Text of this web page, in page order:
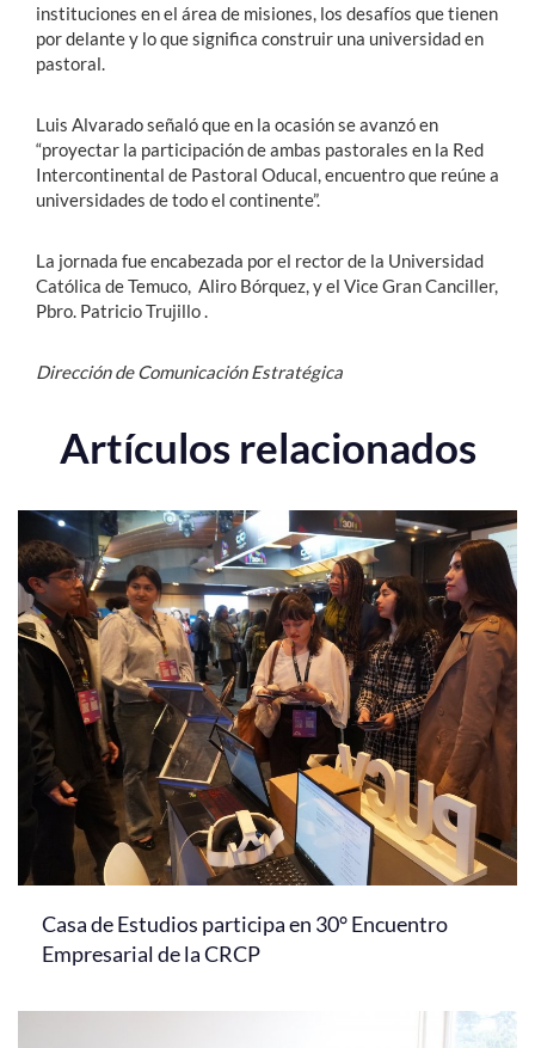
instituciones en el área de misiones, los desafíos que tienen
por delante y lo que significa construir una universidad en
pastoral.
Luis Alvarado señaló que en la ocasión se avanzó en
“proyectar la participación de ambas pastorales en la Red
Intercontinental de Pastoral Oducal, encuentro que reúne a
universidades de todo el continente”.
La jornada fue encabezada por el rector de la Universidad
Católica de Temuco, Aliro Bórquez, y el Vice Gran Canciller,
Pbro. Patricio Trujillo .
Dirección de Comunicación Estratégica
Artículos relacionados
Casa de Estudios participa en 30° Encuentro
Empresarial de la CRCP